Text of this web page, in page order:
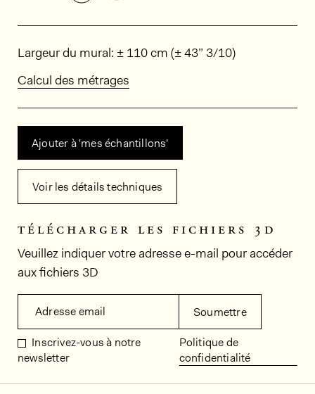
Dimensions
Largeur du mural: ± 110 cm (± 43” 3/10)
Calcul des métrages
Ajouter à 'mes échantillons'
Voir les détails techniques
télécharger les fichiers 3d
Veuillez indiquer votre adresse e-mail pour accéder
aux fichiers 3D
Adresse email Soumettre
Inscrivez-vous à notre
newsletter
Politique de
confidentialité